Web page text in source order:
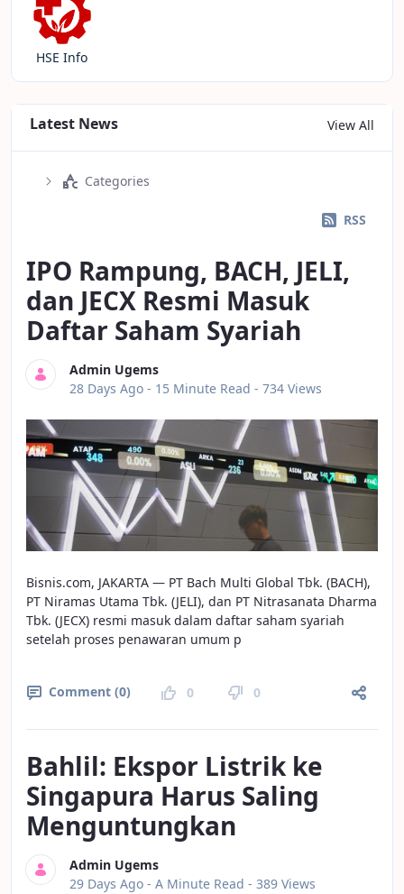
HSE Info
Latest News View All
Categories
RSS
IPO Rampung, BACH, JELI,
dan JECX Resmi Masuk
Daftar Saham Syariah
Admin Ugems
Published Date
28 Days Ago - 15 Minute Read - 734 Views
Bisnis.com, JAKARTA — PT Bach Multi Global Tbk. (BACH),
PT Niramas Utama Tbk. (JELI), dan PT Nitrasanata Dharma
Tbk. (JECX) resmi masuk dalam daftar saham syariah
setelah proses penawaran umum p
Comment (0) 0 0
Bahlil: Ekspor Listrik ke
Singapura Harus Saling
Menguntungkan
Admin Ugems
Published Date
29 Days Ago - A Minute Read - 389 Views